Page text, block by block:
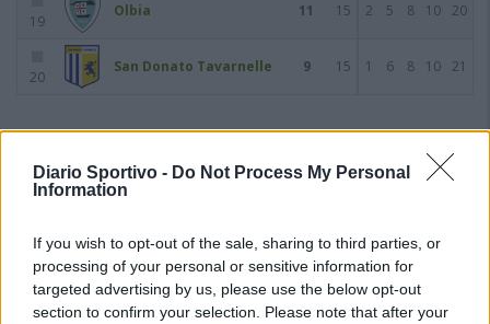
Diario Sportivo - Do Not Process My Personal
Information
If you wish to opt-out of the sale, sharing to third parties, or
processing of your personal or sensitive information for
targeted advertising by us, please use the below opt-out
section to confirm your selection. Please note that after your
19
Olbia 11 15 2 5 8 10 20
20
San Donato Tavarnelle 9 15 1 6 8 10 21